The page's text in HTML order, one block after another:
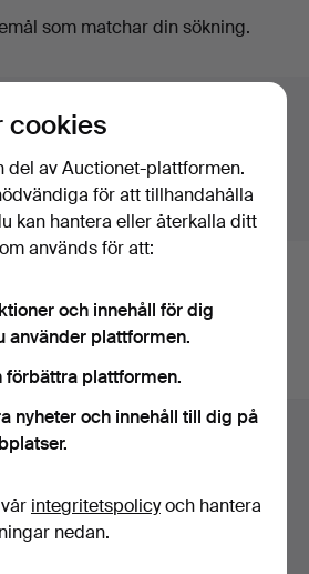
ni ingressen till Selected by
som matchar din sökning.
delar av ord. Söker du påband
sur.
från vårt arkiv som
cookies
del av Auctionet-plattformen.
för att tillhandahålla
kan hantera eller återkalla ditt
används för att:
och innehåll för dig
använder plattformen.
förbättra plattformen.
nyheter och innehåll till dig på
integritetspolicyoch hantera
nedan.